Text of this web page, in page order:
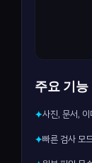
주요 기능
✦사진, 문서,
✦빠른 검사 모